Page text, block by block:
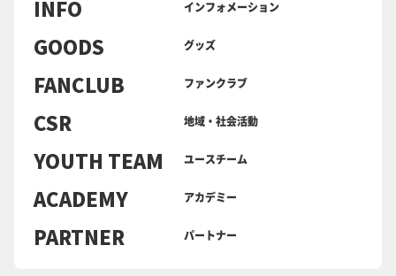
INFO インフォメーション
GOODS グッズ
FANCLUB ファンクラブ
CSR 地域・社会活動
YOUTH TEAM ユースチーム
ACADEMY アカデミー
PARTNER パートナー